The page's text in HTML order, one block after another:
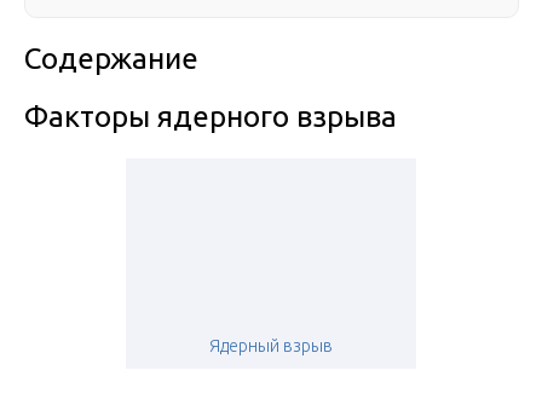
Содержание
Факторы ядерного взрыва
Ядерный взрыв